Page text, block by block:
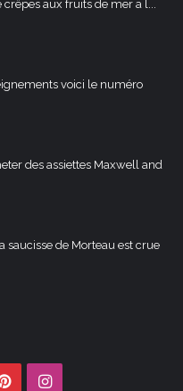
aux fruits de mer a l...
voici le numéro
des assiettes Maxwell and
saucisse de Morteau est crue
PinterestInstagram